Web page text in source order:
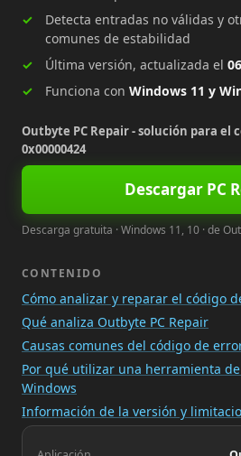
Detecta entradas no válidas y
comunes de estabilidad
Última versión, actualizada el
Funciona con Windows 11 y
Outbyte PC Repair - solución para el
0x00000424
Descargar PC
Descarga gratuita · Windows 11, 10 · de
CONTENIDO
Cómo analizar y reparar el código
Qué analiza Outbyte PC Repair
Causas comunes del código de
Por qué utilizar una herramienta
Windows
Información de la versión y